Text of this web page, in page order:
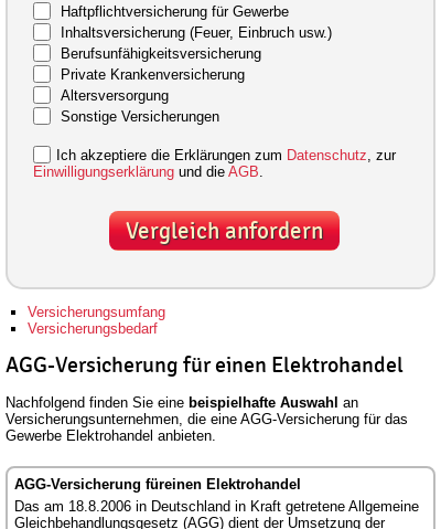
Haftpflichtversicherung für Gewerbe
Inhaltsversicherung (Feuer, Einbruch usw.)
Berufsunfähigkeitsversicherung
Private Krankenversicherung
Altersversorgung
Sonstige Versicherungen
Ich akzeptiere die Erklärungen zum Datenschutz , zur
Einwilligungserklärung und die AGB.
Vergleich anfordern
Versicherungsumfang
Versicherungsbedarf
AGG-Versicherung für einen Elektrohandel
Nachfolgend finden Sie eine beispielhafte Auswahl an
Versicherungsunternehmen, die eine AGG-Versicherung für das
Gewerbe Elektrohandel anbieten.
AGG-Versicherung füreinen Elektrohandel
Das am 18.8.2006 in Deutschland in Kraft getretene Allgemeine
Gleichbehandlungsgesetz (AGG) dient der Umsetzung der